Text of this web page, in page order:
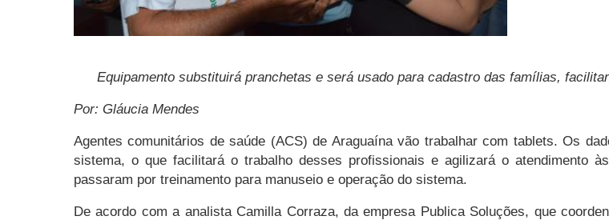
Equipamento substituirá pranchetas e será usado para cadastro das famílias,
Por: Gláucia Mendes
Agentes comunitários de saúde (ACS) de Araguaína vão trabalhar com tablets. Os
sistema, o que facilitará o trabalho desses profissionais e agilizará o atendimento
passaram por treinamento para manuseio e operação do sistema.
De acordo com a analista Camilla Corraza, da empresa Publica Soluções, que